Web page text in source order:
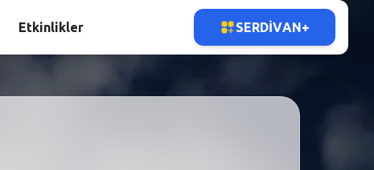
Etkinlikler SERDIVAN+